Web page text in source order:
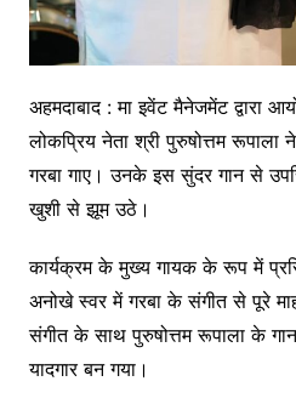
अहमदाबाद : मा इवेंट मैनेजमेंट द्वारा
लोकप्रिय नेता श्री पुरुषोत्तम रूपाला
गरबा गाए। उनके इस सुंदर गान से
खुशी से झूम उठे।
कार्यक्रम के मुख्य गायक के रूप में
अनोखे स्वर में गरबा के संगीत से पूरे
संगीत के साथ पुरुषोत्तम रूपाला के
यादगार बन गया।